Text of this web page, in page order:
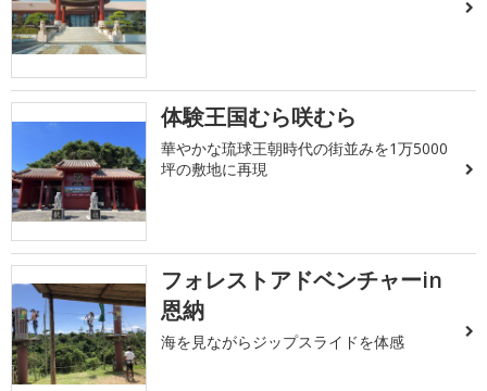
体験王国むら咲むら
華やかな琉球王朝時代の街並みを1万5000
坪の敷地に再現
フォレストアドベンチャーin
恩納
海を見ながらジップスライドを体感